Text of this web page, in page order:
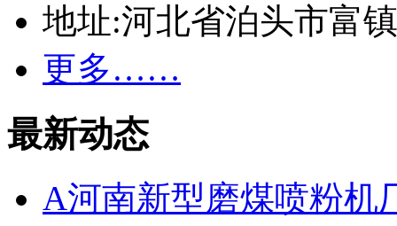
地址:河北省泊头市富
更多……
最新动态
A河南新型磨煤喷粉机